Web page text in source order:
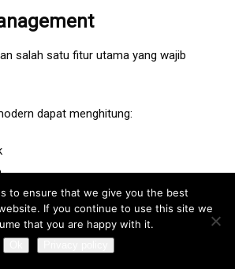
salah satu fitur utama yang wajib
dapat menghitung:
to ensure that we give you the best
If you continue to use this site we
that you are happy with it.